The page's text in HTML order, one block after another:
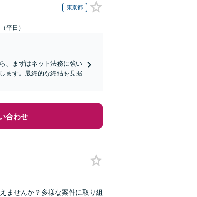
東京都
平日）
、まずはネット法務に強い
ます。最終的な終結を見据
合わせ
ませんか？多様な案件に取り組